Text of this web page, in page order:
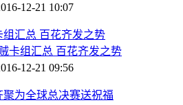
12-21 10:07
卡组汇总 百花齐发之势
12-21 09:56